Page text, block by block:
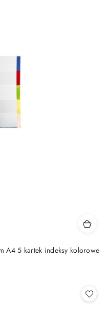
A4 5 kartek indeksy kolorowe